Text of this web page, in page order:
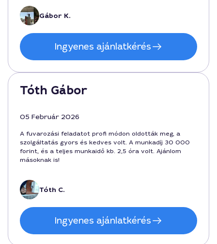
Gábor K.
Ingyenes ajánlatkérés
Tóth Gábor
05 Február 2026
A fuvarozási feladatot profi módon oldották meg, a
szolgáltatás gyors és kedves volt. A munkadíj 30 000
forint, és a teljes munkaidő kb. 2,5 óra volt. Ajánlom
másoknak is!
Tóth C.
Ingyenes ajánlatkérés